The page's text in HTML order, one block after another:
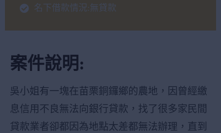
名下借款情況:無貸款
案件說明:
吳小姐有一塊在苗栗銅鑼鄉的農地，因曾經繳
息信用不良無法向銀行貸款，找了很多家民間
貸款業者卻都因為地點太差都無法辦理，直到